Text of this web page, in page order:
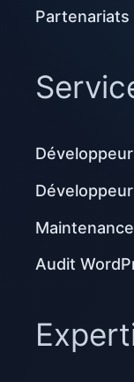
Partenariats
Audit